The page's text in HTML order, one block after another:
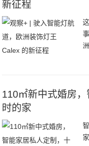
新征程
110㎡新中式婚房
时的家